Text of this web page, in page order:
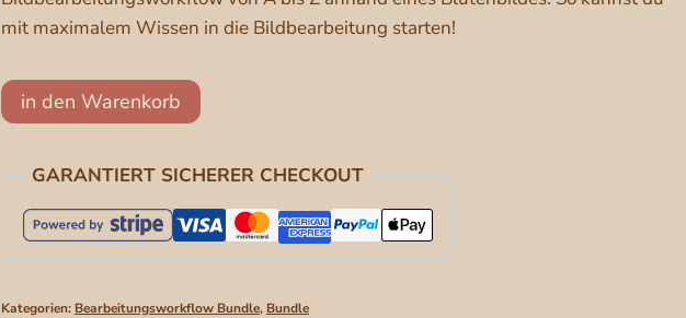
mit maximalem Wissen in die Bildbearbeitung starten!
Retusche
Videotrainings
+
Workflow
Videotraining
"Blütenzauber"
[Digital]
in den Warenkorb
GARANTIERT SICHERER CHECKOUT
Kategorien: Bearbeitungsworkflow Bundle, Bundle